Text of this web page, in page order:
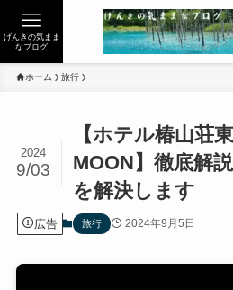
げんきの気まま
なブログ
ホーム 旅行
【ホテル椿山荘
MOON】徹底解
を解決します
2024
9/03
広告 旅行 2024年9月5日